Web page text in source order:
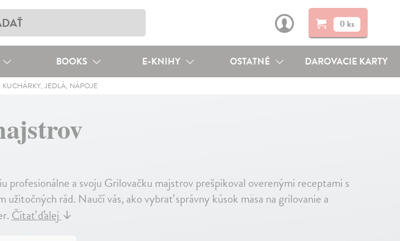
0 ks
BOOKS E-KNIHY OSTATNÉ DAROVACIE KARTY
KUCHÁRKY, JEDLÁ, NÁPOJE
profesionálne a svoju Grilovačku majstrov prešpikoval overenými receptami s
rád. Naučí vás, ako vybrať správny kúsok mäsa na grilovanie a
Čítať ďalej↓